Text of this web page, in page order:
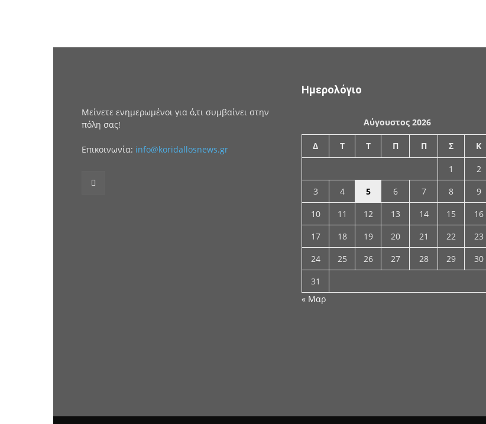
Μείνετε ενημερωμένοι για ό,τι συμβαίνει στην
πόλη σας!
Επικοινωνία: info@koridallosnews.gr
Ημερολόγιο
Αύγουστος 2026
Δ Τ Τ Π Π Σ Κ
1
2
3
4 5 6 7 8
9
10
11 12 13 14 15
16
17
18 19 20 21 22
23
24
25 26 27 28 29
30
31
« Μαρ